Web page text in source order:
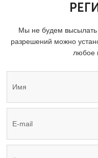
Мы не будем высылать
разрешений можно
любое